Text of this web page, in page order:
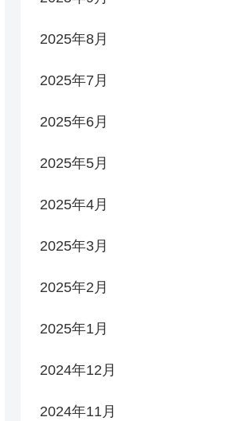
2025年8月
2025年7月
2025年6月
2025年5月
2025年4月
2025年3月
2025年2月
2025年1月
2024年12月
2024年11月